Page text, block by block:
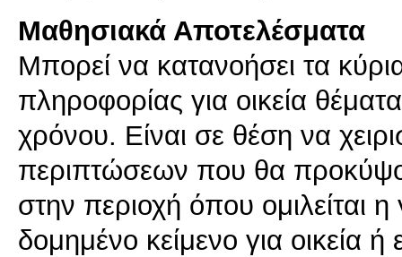
Μαθησιακά Αποτελέσματα
Μπορεί να κατανοήσει τα
πληροφορίας για οικεία
χρόνου. Είναι σε θέση να
περιπτώσεων που θα
στην περιοχή όπου
δομημένο κείμενο για οικεία